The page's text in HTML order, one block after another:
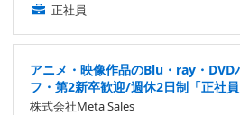
正社員
アニメ・映像作品のBlu・ray・DVD
フ・第2新卒歓迎/週休2日制「正社員
株式会社Meta Sales